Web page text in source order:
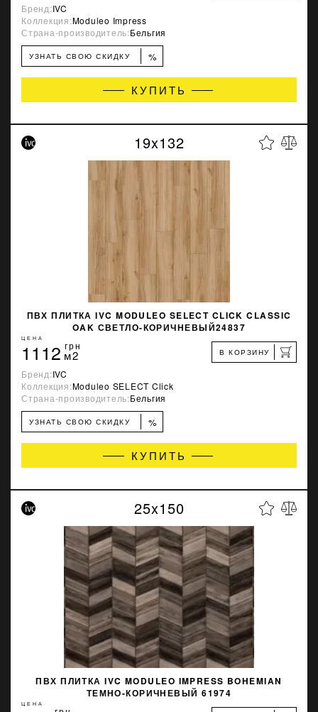
Бренд:IVC
Коллекция:Moduleo Impress
Страна-производитель:Бельгия
УЗНАТЬ СВОЮ СКИДКУ %
КУПИТЬ
19x132
ПВХ ПЛИТКА IVC MODULEO SELECT CLICK CLASSIC
OAK СВЕТЛО-КОРИЧНЕВЫЙ24837
ЦЕНА
1112 грн
м2 В КОРЗИНУ
Бренд:IVC
Коллекция:Moduleo SELECT Click
Страна-производитель:Бельгия
УЗНАТЬ СВОЮ СКИДКУ %
КУПИТЬ
25x150
ПВХ ПЛИТКА IVC MODULEO IMPRESS BOHEMIAN
ТЕМНО-КОРИЧНЕВЫЙ 61974
ЦЕНА